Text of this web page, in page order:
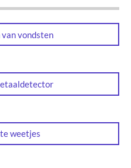
vondsten
weetjes